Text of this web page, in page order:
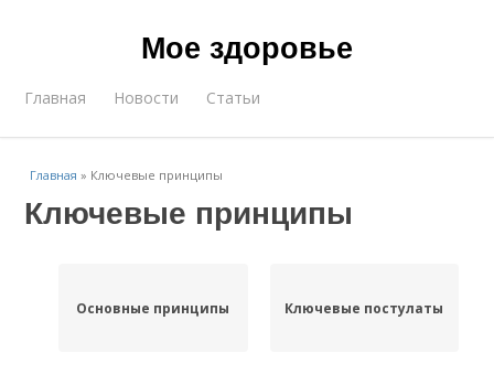
Мое здоровье
Главная Новости Статьи
Главная » Ключевые принципы
Ключевые принципы
Основные принципы Ключевые постулаты